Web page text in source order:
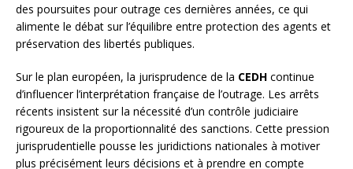
des poursuites pour outrage ces dernières années, ce qui
alimente le débat sur l’équilibre entre protection des agents et
préservation des libertés publiques.
Sur le plan européen, la jurisprudence de la CEDH continue
d’influencer l’interprétation française de l’outrage. Les arrêts
récents insistent sur la nécessité d’un contrôle judiciaire
rigoureux de la proportionnalité des sanctions. Cette pression
jurisprudentielle pousse les juridictions nationales à motiver
plus précisément leurs décisions et à prendre en compte